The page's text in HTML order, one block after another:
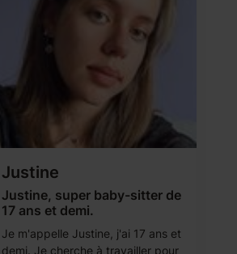
Justine
Justine, super baby-sitter de
17 ans et demi.
Je m'appelle Justine, j'ai 17 ans et
demi. Je cherche à travailler pour